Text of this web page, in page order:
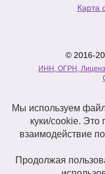
Карта
© 2016-
ИНН, ОГРН,
Мы используем
куки/cookie. Это
взаимодействие
Продолжая